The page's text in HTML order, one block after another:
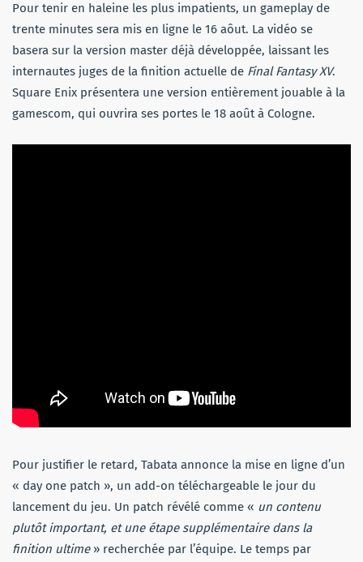
Pour tenir en haleine les plus impatients, un gameplay de
trente minutes sera mis en ligne le 16 aôut. La vidéo se
basera sur la version master déjà développée, laissant les
internautes juges de la finition actuelle de Final Fantasy XV.
Square Enix présentera une version entièrement jouable à la
gamescom, qui ouvrira ses portes le 18 août à Cologne.
Pour justifier le retard, Tabata annonce la mise en ligne d’un
« day one patch », un add-on téléchargeable le jour du
lancement du jeu. Un patch révélé comme « un contenu
plutôt important, et une étape supplémentaire dans la
finition ultime» recherchée par l’équipe. Le temps par